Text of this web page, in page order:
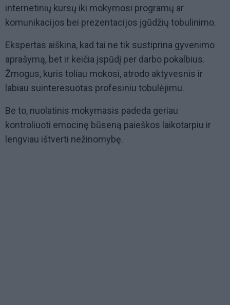
internetinių kursų iki mokymosi programų ar
komunikacijos bei prezentacijos įgūdžių tobulinimo.
Ekspertas aiškina, kad tai ne tik sustiprina gyvenimo
aprašymą, bet ir keičia įspūdį per darbo pokalbius.
Žmogus, kuris toliau mokosi, atrodo aktyvesnis ir
labiau suinteresuotas profesiniu tobulėjimu.
Be to, nuolatinis mokymasis padeda geriau
kontroliuoti emocinę būseną paieškos laikotarpiu ir
lengviau ištverti nežinomybę.